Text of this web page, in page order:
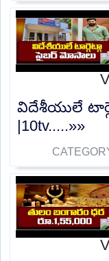
విదేశీయులే
|10tv.....»»